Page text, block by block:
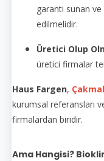
garanti sunan
edilmelidir.
Üretici Olup
üretici firmalar
Haus Fargen,
kurumsal referansları
firmalardan biridir.
Ama Hangisi?